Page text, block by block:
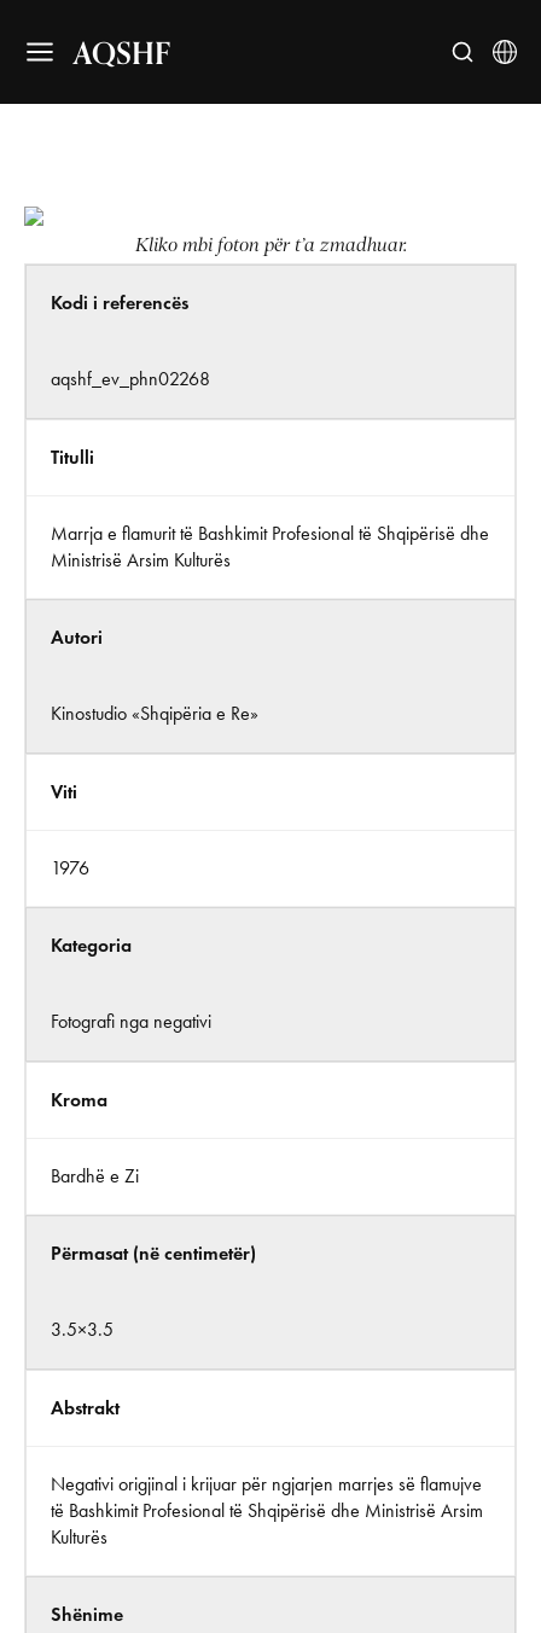
AQSHF
Kliko mbi foton për t’a zmadhuar.
Kodi i referencës
aqshf_ev_phn02268
Titulli
Marrja e flamurit të Bashkimit Profesional të Shqipërisë dhe
Ministrisë Arsim Kulturës
Autori
Kinostudio «Shqipëria e Re»
Viti
1976
Kategoria
Fotografi nga negativi
Kroma
Bardhë e Zi
Përmasat (në centimetër)
3.5×3.5
Abstrakt
Negativi origjinal i krijuar për ngjarjen marrjes së flamujve
të Bashkimit Profesional të Shqipërisë dhe Ministrisë Arsim
Kulturës
Shënime